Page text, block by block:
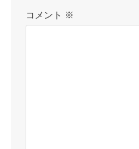
コメント ※